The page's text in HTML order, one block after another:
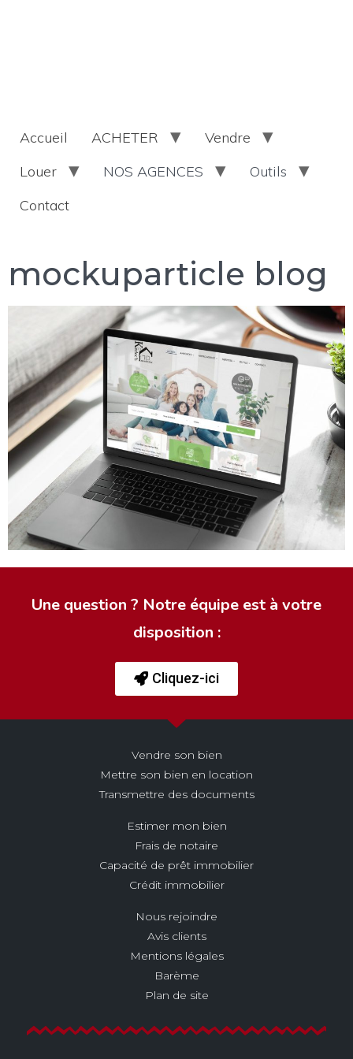
Accueil ACHETER
Vendre
Louer
NOS AGENCES
Outils
Contact
mockuparticle blog
Une question ? Notre équipe est à votre
disposition :
Cliquez-ici
Vendre son bien
Mettre son bien en location
Transmettre des documents
Estimer mon bien
Frais de notaire
Capacité de prêt immobilier
Crédit immobilier
Nous rejoindre
Avis clients
Mentions légales
Barème
Plan de site